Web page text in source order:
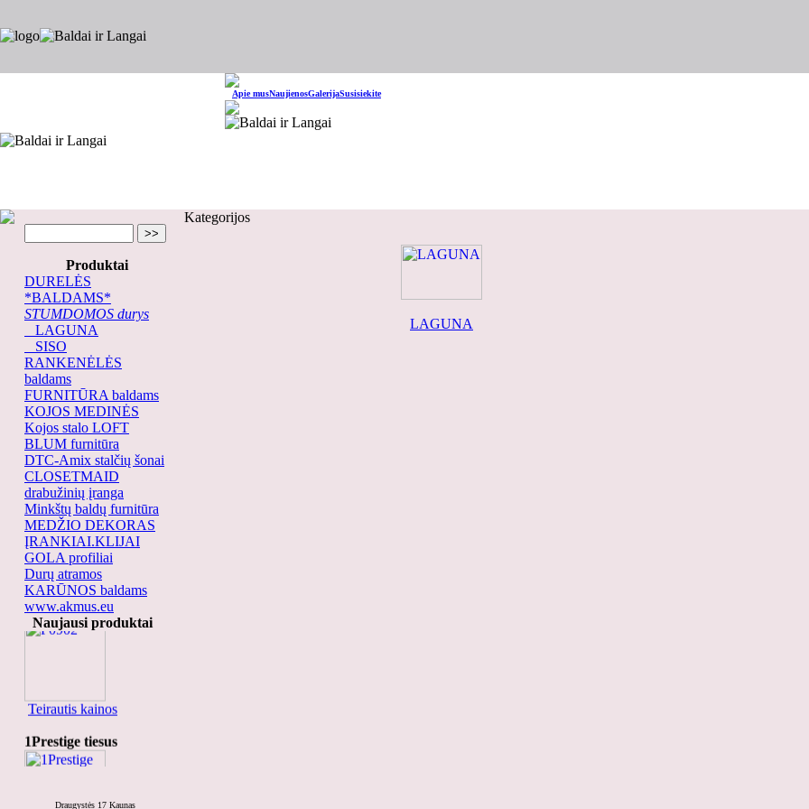
Apie musNaujienosGalerijaSusisiekite
Produktai
DURELĖS
*BALDAMS*
STUMDOMOS durys
LAGUNA
SISO
RANKENĖLĖS
baldams
FURNITŪRA baldams
KOJOS MEDINĖS
Kojos stalo LOFT
BLUM furnitūra
DTC-Amix stalčių šonai
CLOSETMAID
drabužinių įranga
Minkštų baldų furnitūra
MEDŽIO DEKORAS
ĮRANKIAI.KLIJAI
GOLA profiliai
Durų atramos
KARŪNOS baldams
www.akmus.eu
Naujausi produktai
P0902
Teirautis kainos
1Prestige tiesus
Draugystės 17 Kaunas
Kategorijos
LAGUNA